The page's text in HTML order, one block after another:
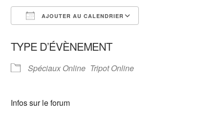
AJOUTER AU CALENDRIER
TYPE D’ÉVÈNEMENT
Spéciaux Online Tripot Online
Infos sur le forum